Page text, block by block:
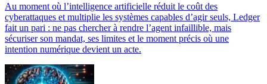
Au moment où l’intelligence artificielle réduit le coût des
cyberattaques et multiplie les systèmes capables d’agir seuls, Ledger
fait un pari : ne pas chercher à rendre l’agent infaillible, mais
sécuriser son mandat, ses limites et le moment précis où une
intention numérique devient un acte.